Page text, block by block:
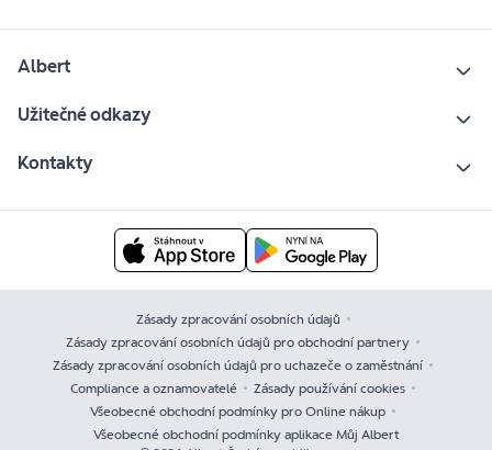
Albert
Užitečné odkazy
Kontakty
Zásady zpracování osobních údajů
Zásady zpracování osobních údajů pro obchodní partnery
Zásady zpracování osobních údajů pro uchazeče o zaměstnání
Compliance a oznamovatelé
Zásady používání cookies
Všeobecné obchodní podmínky pro Online nákup
Všeobecné obchodní podmínky aplikace Můj Albert